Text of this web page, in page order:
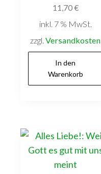
11,70€
inkl. 7 % MwSt.
zzgl.Versandkosten
In den
Warenkorb